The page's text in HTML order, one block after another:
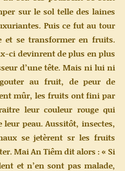
sur le sol telle des laines
Puis ce fut au tour
et se transformer en fruits.
ci devinrent de plus en plus
d’une tête. Mais ni lui ni
au fruit, de peur de
mûr, les fruits ont fini par
leur couleur rouge qui
peau. Aussitôt, insectes,
se jetèrent sr les fruits
Mai An Tiêm dit alors : « Si
et n’en sont pas malade,